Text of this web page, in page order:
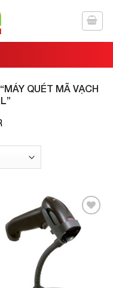
QUÉT MÃ VẠCH
Add to
Wishlist